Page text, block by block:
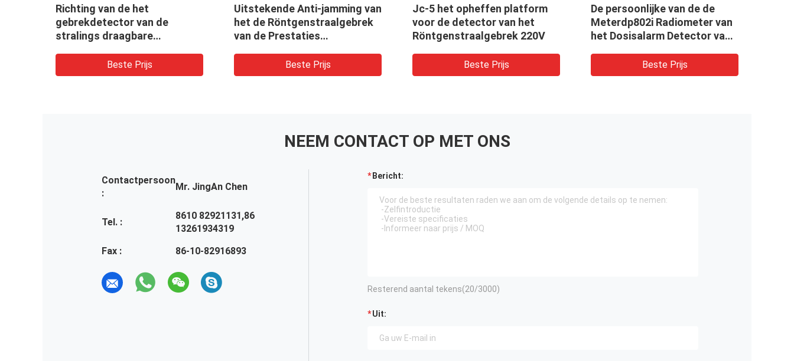
Richting van de het
gebrekdetector van de
stralings draagbare
glas x-ray buis maximum
penetratie 50mm
Beste Prijs
Uitstekende Anti-jamming van
het de Röntgenstraalgebrek
van de Prestaties
xxg-2505 250kv
Beste Prijs
Jc-5 het opheffen platform
voor de detector van het
Röntgenstraalgebrek 220V
Beste Prijs
De persoonlijke van de de
Meterdp802i Radiometer van
het Dosisalarm Detector van
dosismeterBeste Prijs
NEEM CONTACT OP MET ONS
Contactpersoon
:
Mr. JingAn Chen
Tel. :
8610 82921131,86
13261934319
Fax :
86-10-82916893
Bericht:
Resterend aantal tekens(20/3000)
Uit: